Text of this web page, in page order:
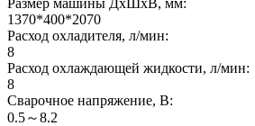
1370*400*2070
Расход охладителя, л/мин:
8
Расход охлаждающей жидкости, л/мин:
8
Сварочное напряжение, В:
0.5～8.2